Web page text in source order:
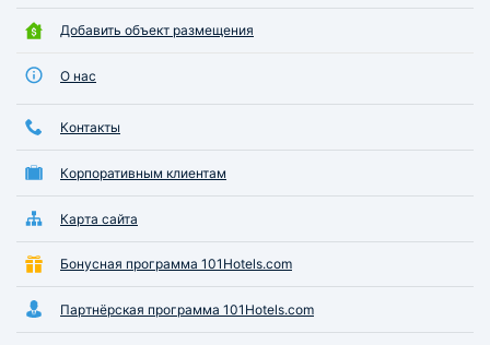
Добавить объект размещения
О нас
Контакты
Корпоративным клиентам
Карта сайта
Бонусная программа 101Hotels.com
Партнёрская программа 101Hotels.com